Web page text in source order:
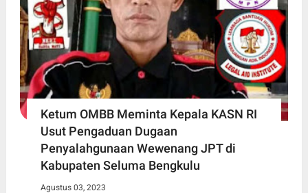
Ketum OMBB Meminta Kepala KASN RI
Usut Pengaduan Dugaan
Penyalahgunaan Wewenang JPT di
Kabupaten Seluma Bengkulu
Agustus 03, 2023